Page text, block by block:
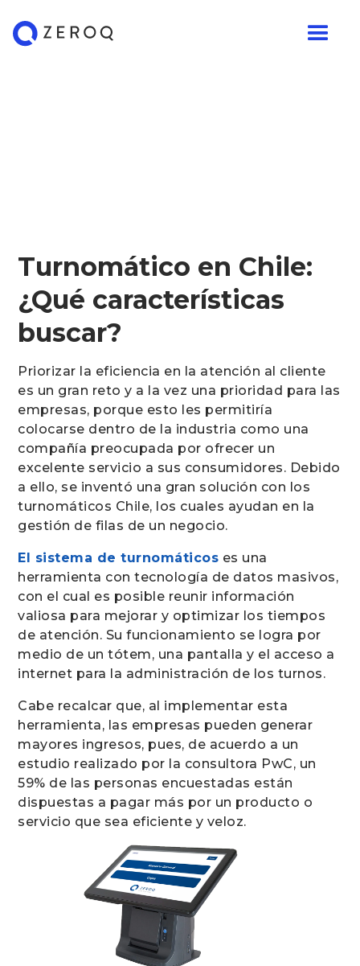
Turnomático en Chile:
¿Qué características
buscar?
Priorizar la eficiencia en la atención al cliente
es un gran reto y a la vez una prioridad para las
empresas, porque esto les permitiría
colocarse dentro de la industria como una
compañía preocupada por ofrecer un
excelente servicio a sus consumidores. Debido
a ello, se inventó una gran solución con los
turnomáticos Chile, los cuales ayudan en la
gestión de filas de un negocio.
El sistema de turnomáticos es una
herramienta con tecnología de datos masivos,
con el cual es posible reunir información
valiosa para mejorar y optimizar los tiempos
de atención. Su funcionamiento se logra por
medio de un tótem, una pantalla y el acceso a
internet para la administración de los turnos.
Cabe recalcar que, al implementar esta
herramienta, las empresas pueden generar
mayores ingresos, pues, de acuerdo a un
estudio realizado por la consultora PwC, un
59% de las personas encuestadas están
dispuestas a pagar más por un producto o
servicio que sea eficiente y veloz.